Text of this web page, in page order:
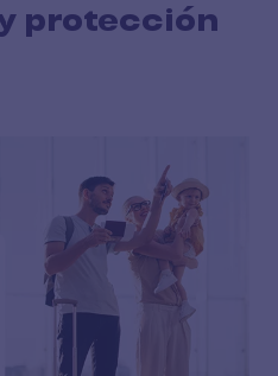
protección